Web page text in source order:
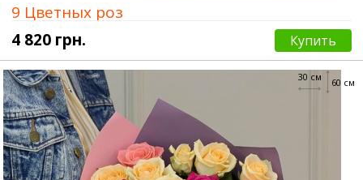
9 Цветных роз
4 820 грн.
Купить
60 см
30 см